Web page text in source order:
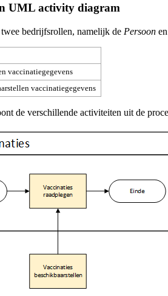
UML activity diagram
twee bedrijfsrollen, namelijk de Persoon
vaccinatiegegevens
vaccinatiegegevens
de verschillende activiteiten uit de